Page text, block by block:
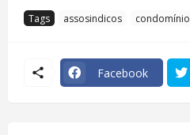
Tags assosindicos condomínio
Facebook